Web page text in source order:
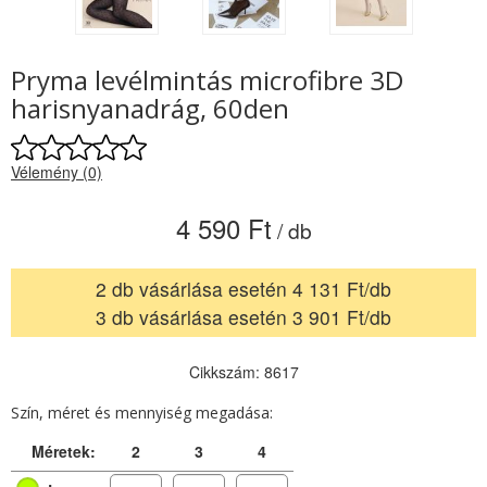
Pryma levélmintás microfibre 3D
harisnyanadrág, 60den
Vélemény (0)
4 590 Ft / db
2 db vásárlása esetén 4 131 Ft/db
3 db vásárlása esetén 3 901 Ft/db
Cikkszám: 8617
Szín, méret és mennyiség megadása:
Méretek: 2 3
4